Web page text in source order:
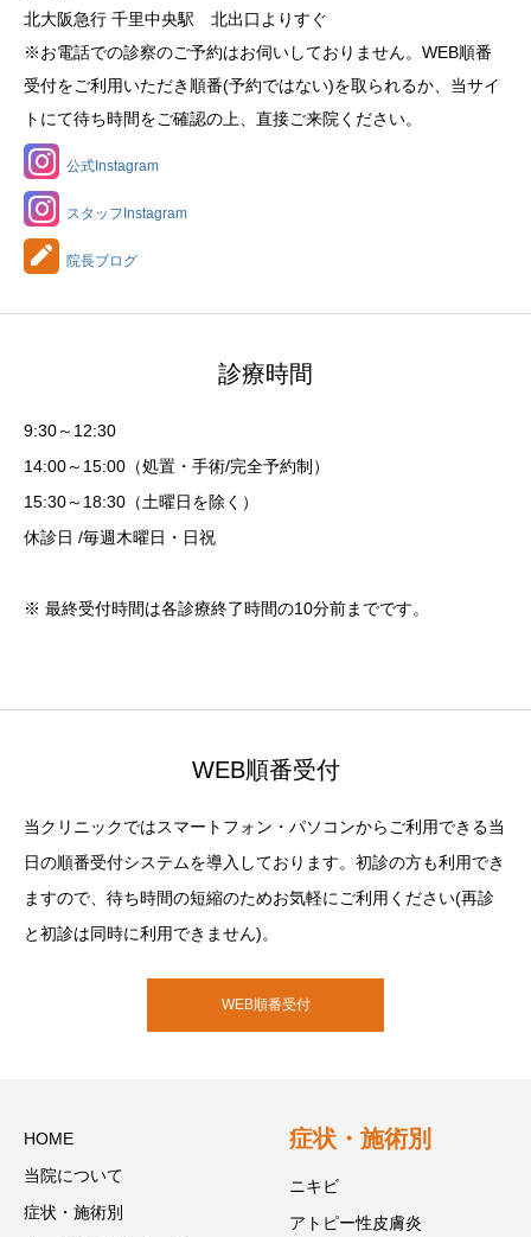
北大阪急行 千里中央駅 北出口よりすぐ
※お電話での診察のご予約はお伺いしておりません。WEB順番
受付をご利用いただき順番(予約ではない)を取られるか、当サイ
トにて待ち時間をご確認の上、直接ご来院ください。
公式Instagram
スタッフInstagram
院長ブログ
診療時間
9:30～12:30
14:00～15:00（処置・手術/完全予約制）
15:30～18:30（土曜日を除く）
休診日 /毎週木曜日・日祝
※ 最終受付時間は各診療終了時間の10分前までです。
WEB順番受付
当クリニックではスマートフォン・パソコンからご利用できる当
日の順番受付システムを導入しております。初診の方も利用でき
ますので、待ち時間の短縮のためお気軽にご利用ください(再診
と初診は同時に利用できません)。
WEB順番受付
HOME
当院について
症状・施術別
症状・施術別
ニキビ
アトピー性皮膚炎